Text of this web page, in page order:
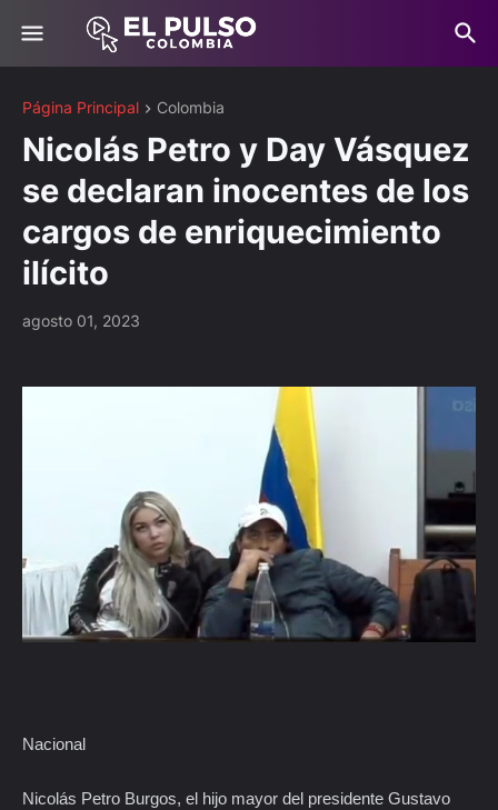
Página Principal Colombia
Nicolás Petro y Day Vásquez
se declaran inocentes de los
cargos de enriquecimiento
ilícito
agosto 01, 2023
Nacional
Nicolás Petro Burgos, el hijo mayor del presidente Gustavo